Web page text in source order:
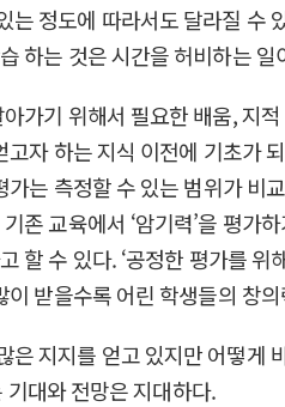
정도에 따라서도 달라질
하는 것은 시간을 허비하는 일
가기 위해서 필요한 배움, 지
자 하는 지식 이전에 기초가
는 측정할 수 있는 범위가
존 교육에서 ‘암기력’을 평
할 수 있다. ‘공정한 평가를
받을수록 어린 학생들의 창
지지를 얻고 있지만 어떻
대와 전망은 지대하다.